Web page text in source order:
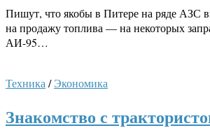
Пишут, что якобы в Питере на ряде АЗС
на продажу топлива — на некоторых
АИ-95…
Техника /Экономика
Знакомство с